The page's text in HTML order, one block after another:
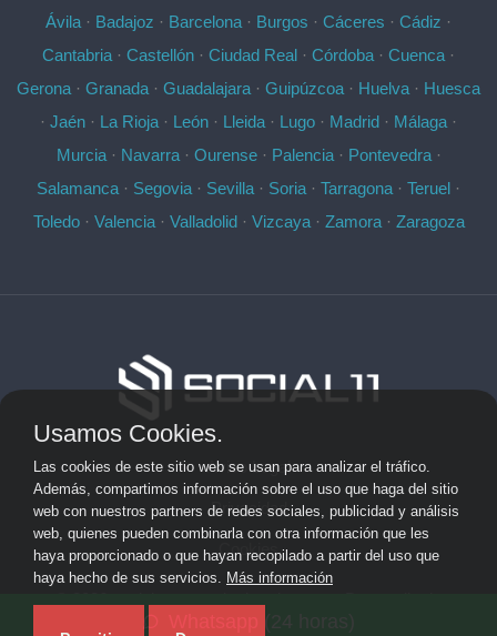
Ávila · Badajoz · Barcelona · Burgos · Cáceres · Cádiz ·
Cantabria · Castellón · Ciudad Real · Córdoba · Cuenca ·
Gerona · Granada · Guadalajara · Guipúzcoa · Huelva · Huesca
· Jaén · La Rioja · León · Lleida · Lugo · Madrid · Málaga ·
Murcia· Navarra· Ourense· Palencia· Pontevedra·
Salamanca · Segovia · Sevilla · Soria · Tarragona · Teruel ·
Toledo· Valencia· Valladolid· Vizcaya· Zamora· Zaragoza
Aviso Legal
Privacidad
Cookies
Usamos Cookies.
Las cookies de este sitio web se usan para analizar el tráfico.
Además, compartimos información sobre el uso que haga del sitio
web con nuestros partners de redes sociales, publicidad y análisis
web, quienes pueden combinarla con otra información que les
haya proporcionado o que hayan recopilado a partir del uso que
haya hecho de sus servicios. Más información